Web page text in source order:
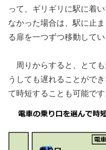
って、ギリギリに駅に着
なかった場合は、駅に止
る扉を一つずつ移動してい
周りからすると、とて
うしても遅れることがで
て時短することも可能です